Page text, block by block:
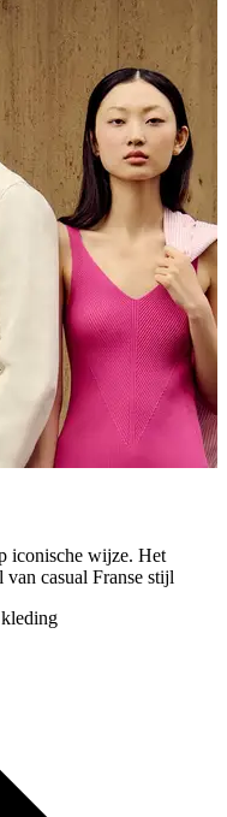
iconische wijze. Het
casual Franse stijl